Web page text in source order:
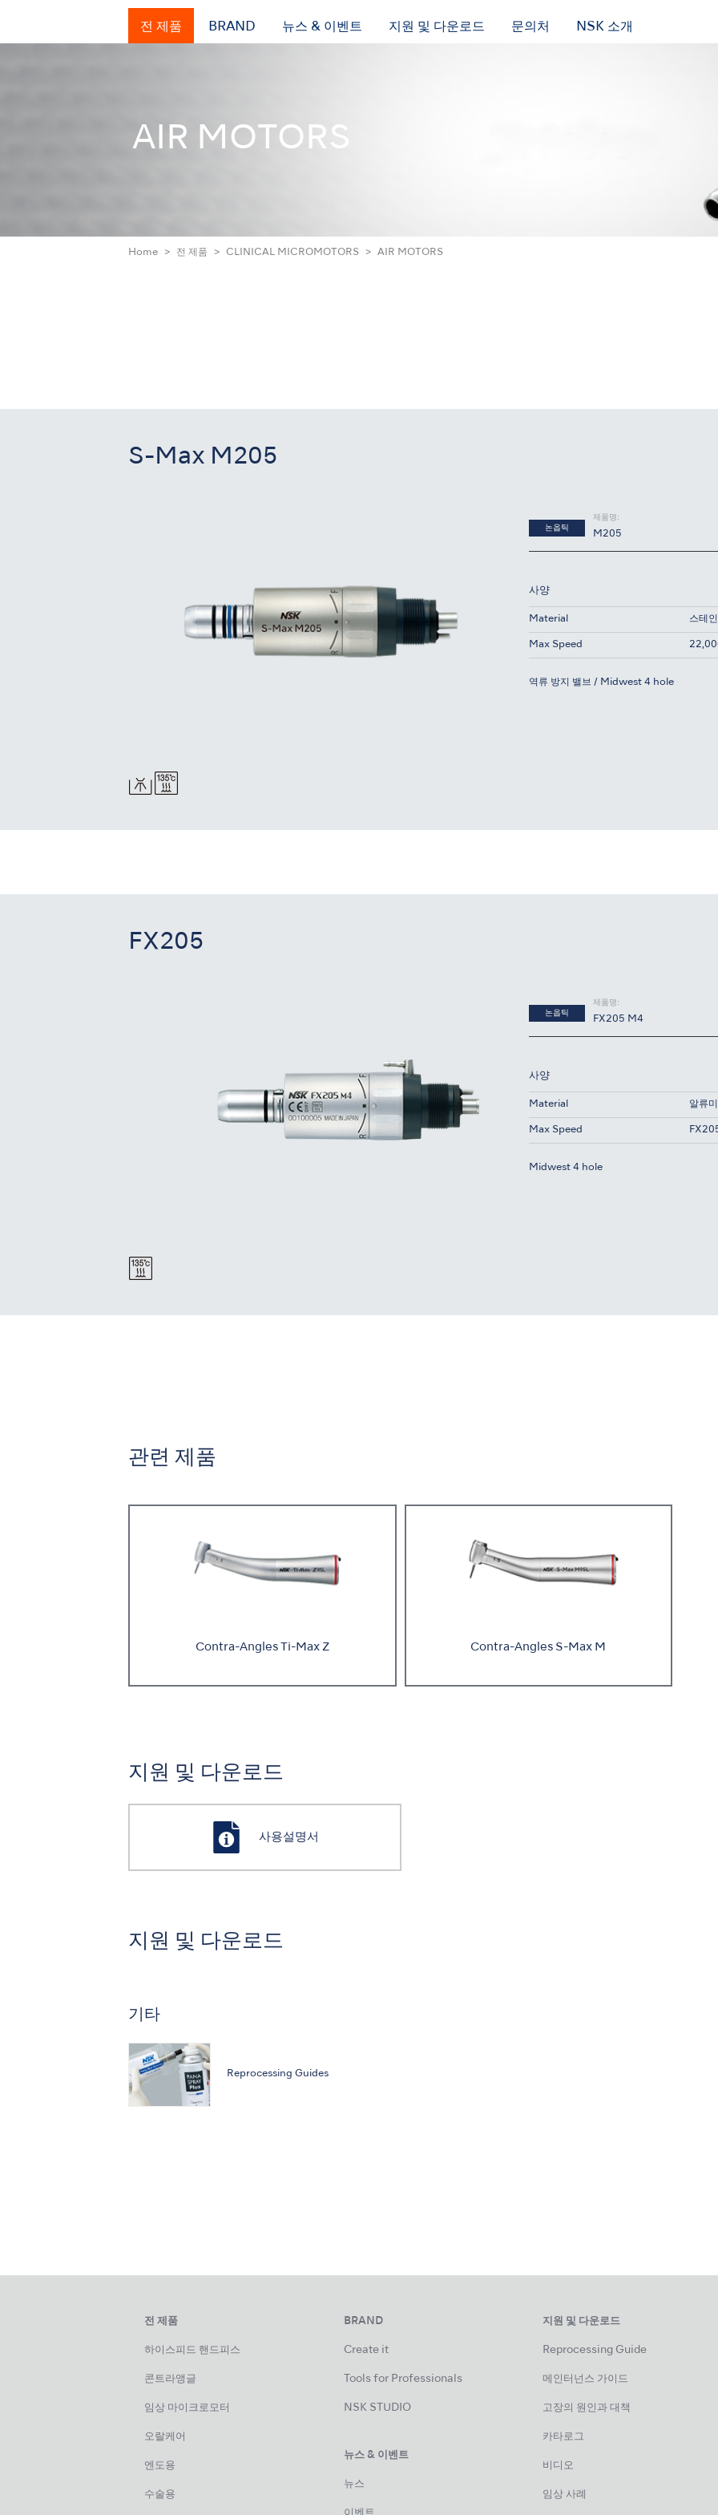
전 제품 BRAND 뉴스 & 이벤트 지원 및 다운로드 문의처 NSK 소개
AIR MOTORS
Home 전 제품 CLINICAL MICROMOTORS AIR MOTORS
S-Max M205
논옵틱
제품명:
M205
사양
Material 스테
Max Speed
역류 방지 밸브 / Midwest 4 hole
FX205
논옵틱
제품명:
FX205 M4
사양
Material 알류
Max Speed
Midwest 4 hole
관련 제품
Contra-Angles Ti-Max Z Contra-Angles S-Max M
지원 및 다운로드
사용설명서
지원 및 다운로드
기타
Reprocessing Guides
전 제품
하이스피드 핸드피스
콘트라앵글
임상 마이크로모터
오랄케어
엔도용
수술용
BRAND
Create it
Tools for Professionals
NSK STUDIO
뉴스 & 이벤트
뉴스
지원 및 다운로드
Reprocessing Guide
메인터넌스 가이드
고장의 원인과 대책
카타로그
비디오
임상 사례